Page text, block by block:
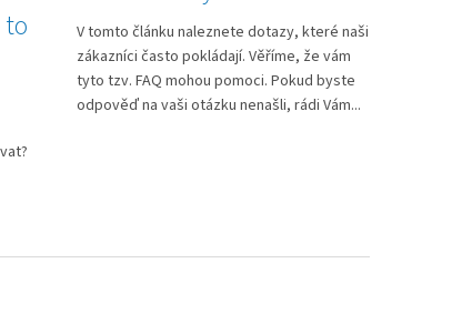
to
V tomto článku naleznete dotazy, které naši
zákazníci často pokládají. Věříme, že vám
tyto tzv. FAQ mohou pomoci. Pokud byste
odpověď na vaši otázku nenašli, rádi Vám...